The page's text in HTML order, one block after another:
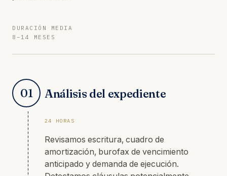
DURACIÓN MEDIA
8–14 MESES
01 Análisis del expediente
24 HORAS
Revisamos escritura, cuadro de
amortización, burofax de vencimiento
anticipado y demanda de ejecución.